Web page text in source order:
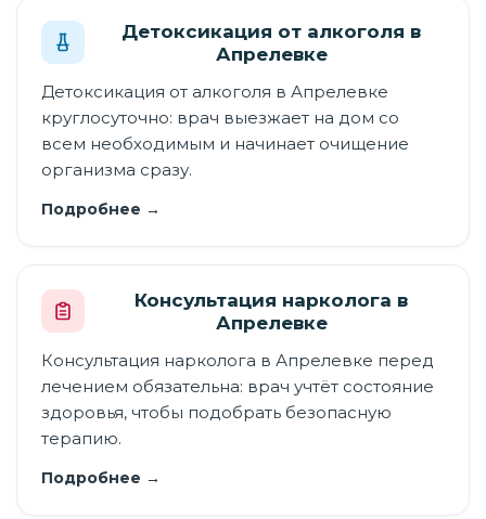
Детоксикация от алкоголя в
Апрелевке
Детоксикация от алкоголя в Апрелевке
круглосуточно: врач выезжает на дом со
всем необходимым и начинает очищение
организма сразу.
Подробнее →
Консультация нарколога в
Апрелевке
Консультация нарколога в Апрелевке перед
лечением обязательна: врач учтёт состояние
здоровья, чтобы подобрать безопасную
терапию.
Подробнее →